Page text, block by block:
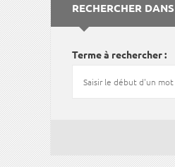
RECHERCHER
Terme à rechercher